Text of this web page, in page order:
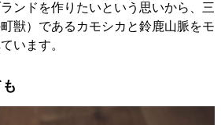
ンドを作りたいという思いから、三
獣）であるカモシカと鈴鹿山脈をモ
います。